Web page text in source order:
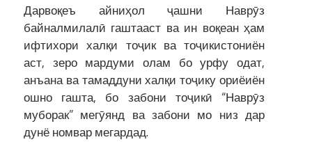
Дарвоқеъ айниҳол ҷашни Наврӯз
байналмилалӣ гаштааст ва ин воқеан ҳам
ифтихори халқи тоҷик ва тоҷикистониён
аст, зеро мардуми олам бо урфу одат,
анъана ва тамаддуни халқи тоҷику ориёиён
ошно гашта, бо забони тоҷикӣ “Наврӯз
муборак” мегӯянд ва забони мо низ дар
дунё номвар мегардад.